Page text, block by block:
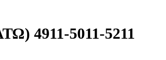
4911-5011-5211